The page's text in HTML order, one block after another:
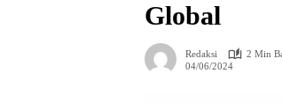
Global
Redaksi
2 Min
04/06/2024